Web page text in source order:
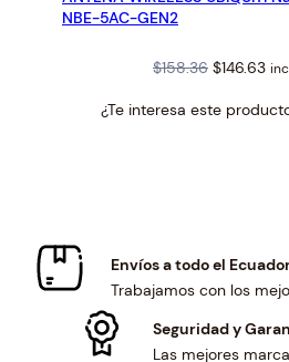
NBE-5AC-GEN2
$158.36 Original
was:
$146.63
is:
¿Te interesa este
Envíos a todo el
Trabajamos con los
Seguridad y
Las mejores